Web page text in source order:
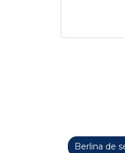
Berlina de